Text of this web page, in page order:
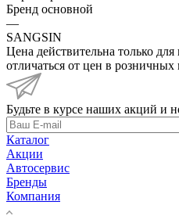
Бренд основной
—
SANGSIN
Цена действительна только
отличаться от цен в розничных
Будьте в курсе наших акций и
Каталог
Акции
Автосервис
Бренды
Компания